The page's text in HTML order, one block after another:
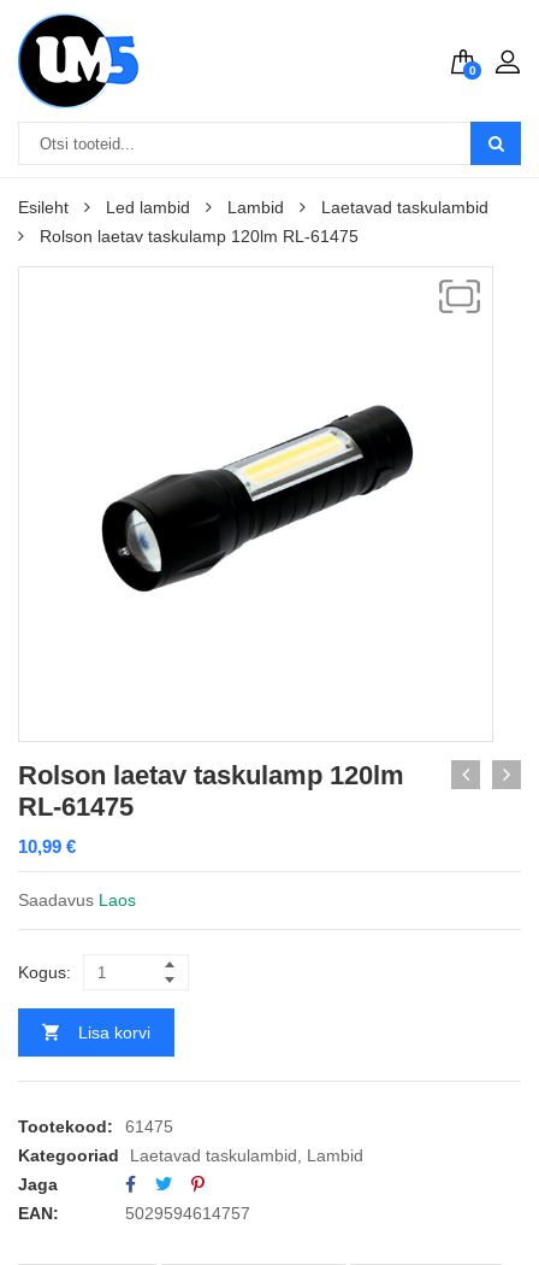
0
Esileht Led lambid Lambid
Laetavad taskulambid
Rolson laetav taskulamp 120lm RL-61475
Rolson laetav taskulamp 120lm
RL-61475
10,99 €
Saadavus Laos
Kogus:
Lisa korvi
Tootekood:
61475
Kategooriad
Laetavad taskulambid
Lambid
Jaga
EAN:
5029594614757